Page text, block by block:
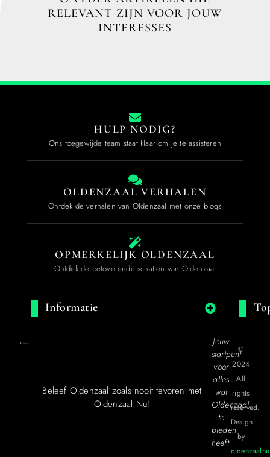
RELEVANT ZIJN VOOR JOUW
INTERESSES
HULP NODIG?
Ons toegewijde team staat klaar om je te assisteren
OLDENZAAL VERHALEN
Ontdek de verhalen van Oldenzaal met onze blogs
OPMERKELIJK OLDENZAAL
Ontdek de betoverende schatten van Oldenzaal
Informatie
Beleef Oldenzaal zoals nooit tevoren met
Oldenzaal Nu!
Jouw
startpunt
voor
alles
wat
Oldenzaal
te
bieden
heeft.
©
2024
All
rights
reserved.
Design
by